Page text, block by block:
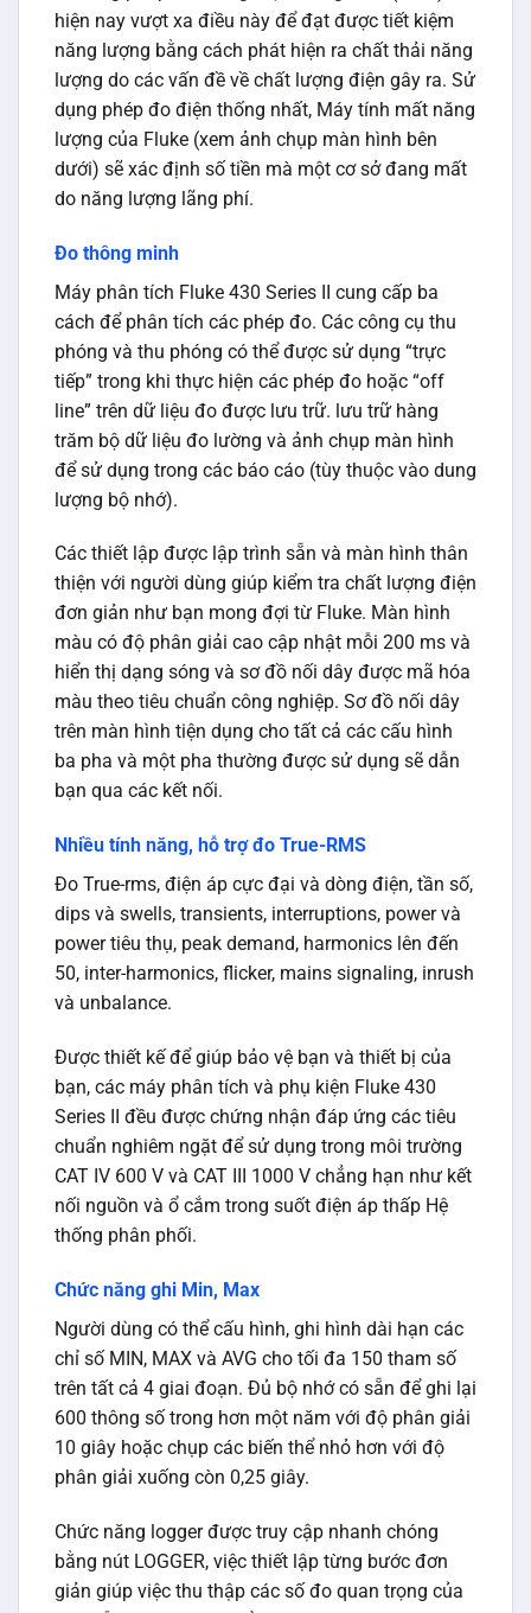
hiện nay vượt xa điều này để đạt được tiết kiệm
năng lượng bằng cách phát hiện ra chất thải năng
lượng do các vấn đề về chất lượng điện gây ra. Sử
dụng phép đo điện thống nhất, Máy tính mất năng
lượng của Fluke (xem ảnh chụp màn hình bên
dưới) sẽ xác định số tiền mà một cơ sở đang mất
do năng lượng lãng phí.
Đo thông minh
Máy phân tích Fluke 430 Series II cung cấp ba
cách để phân tích các phép đo. Các công cụ thu
phóng và thu phóng có thể được sử dụng “trực
tiếp” trong khi thực hiện các phép đo hoặc “off
line” trên dữ liệu đo được lưu trữ. lưu trữ hàng
trăm bộ dữ liệu đo lường và ảnh chụp màn hình
để sử dụng trong các báo cáo (tùy thuộc vào dung
lượng bộ nhớ).
Các thiết lập được lập trình sẵn và màn hình thân
thiện với người dùng giúp kiểm tra chất lượng điện
đơn giản như bạn mong đợi từ Fluke. Màn hình
màu có độ phân giải cao cập nhật mỗi 200 ms và
hiển thị dạng sóng và sơ đồ nối dây được mã hóa
màu theo tiêu chuẩn công nghiệp. Sơ đồ nối dây
trên màn hình tiện dụng cho tất cả các cấu hình
ba pha và một pha thường được sử dụng sẽ dẫn
bạn qua các kết nối.
Nhiều tính năng, hỗ trợ đo True-RMS
Đo True-rms, điện áp cực đại và dòng điện, tần số,
dips và swells, transients, interruptions, power và
power tiêu thụ, peak demand, harmonics lên đến
50, inter-harmonics, flicker, mains signaling, inrush
và unbalance.
Được thiết kế để giúp bảo vệ bạn và thiết bị của
bạn, các máy phân tích và phụ kiện Fluke 430
Series II đều được chứng nhận đáp ứng các tiêu
chuẩn nghiêm ngặt để sử dụng trong môi trường
CAT IV 600 V và CAT III 1000 V chẳng hạn như kết
nối nguồn và ổ cắm trong suốt điện áp thấp Hệ
thống phân phối.
Chức năng ghi Min, Max
Người dùng có thể cấu hình, ghi hình dài hạn các
chỉ số MIN, MAX và AVG cho tối đa 150 tham số
trên tất cả 4 giai đoạn. Đủ bộ nhớ có sẵn để ghi lại
600 thông số trong hơn một năm với độ phân giải
10 giây hoặc chụp các biến thể nhỏ hơn với độ
phân giải xuống còn 0,25 giây.
Chức năng logger được truy cập nhanh chóng
bằng nút LOGGER, việc thiết lập từng bước đơn
giản giúp việc thu thập các số đo quan trọng của